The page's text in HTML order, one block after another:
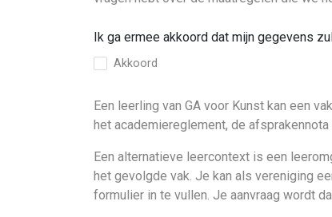
Ik ga ermee akkoord dat mijn gegevens
Akkoord
Een leerling van GA voor Kunst kan een
het academiereglement, de
Een alternatieve leercontext is een
het gevolgde vak. Je kan als vereniging
formulier in te vullen. Je aanvraag wordt